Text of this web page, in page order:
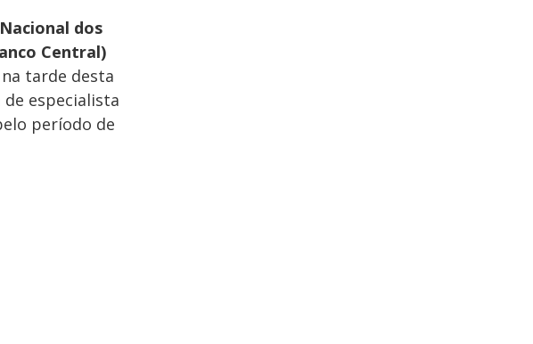
dos
Central)
tarde desta
especialista
período de